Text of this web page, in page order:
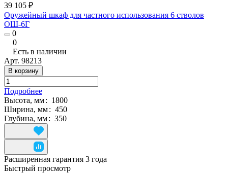
39 105 ₽
Оружейный шкаф для частного использования 6 стволов
ОШ-6Г
0
0
Есть в наличии
Арт. 98213
В корзину
Подробнее
Высота, мм: 1800
Ширина, мм: 450
Глубина, мм: 350
Расширенная гарантия 3 года
Быстрый просмотр